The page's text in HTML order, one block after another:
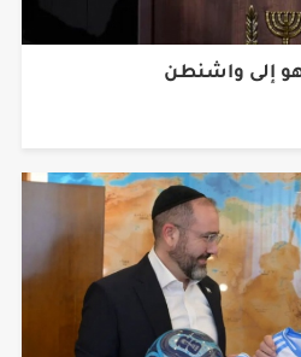
إلى واشنطن